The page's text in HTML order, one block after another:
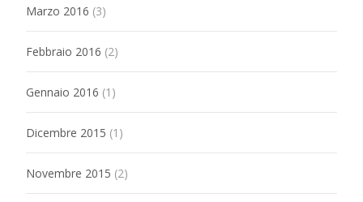
Marzo 2016 (3)
Febbraio 2016 (2)
Gennaio 2016 (1)
Dicembre 2015 (1)
Novembre 2015 (2)